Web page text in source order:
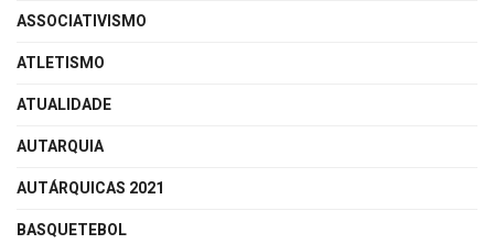
ASSOCIATIVISMO
ATLETISMO
ATUALIDADE
AUTARQUIA
AUTÁRQUICAS 2021
BASQUETEBOL